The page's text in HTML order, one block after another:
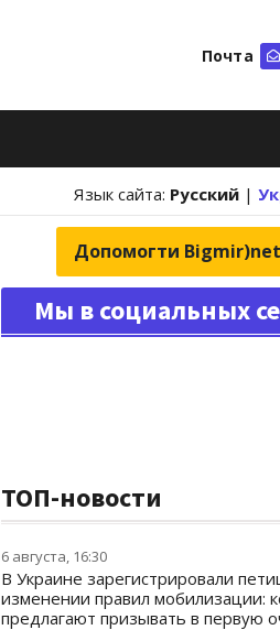
Почта
Язык сайта: Русский |
Допомогти Bigmir)net
Мы в социальных
ТОП-новости
6 августа, 16:30
В Украине зарегистрировали
изменении правил мобилизации:
предлагают призывать в первую